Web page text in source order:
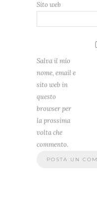
Sito web
Salva il mio
nome, email e
sito web in
questo
browser per
la prossima
volta che
commento.